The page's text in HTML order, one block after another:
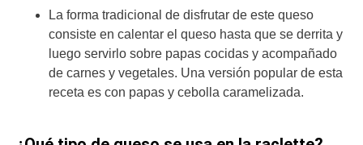
La forma tradicional de disfrutar de este queso
consiste en calentar el queso hasta que se derrita y
luego servirlo sobre papas cocidas y acompañado
de carnes y vegetales. Una versión popular de esta
receta es con papas y cebolla caramelizada.